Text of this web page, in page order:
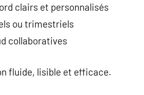
clairs et personnalisés
ou trimestriels
collaboratives
fluide, lisible et efficace.